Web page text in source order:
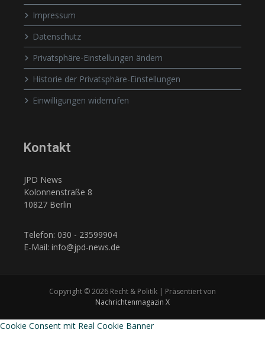
Impressum
Datenschutz
Privatsphäre-Einstellungen ändern
Historie der Privatsphäre-Einstellungen
Einwilligungen widerrufen
Kontakt
JPD News
Kolonnenstraße 8
10827 Berlin
Telefon: 030 - 23599904
E-Mail: info@jpd-news.de
Copyright © 2026 Recht & Politik | Präsentiert von
Nachrichtenmagazin X
Cookie Consent mit Real Cookie Banner